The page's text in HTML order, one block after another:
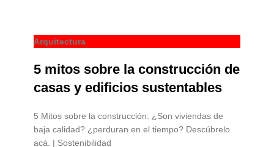
Arquitectura
5 mitos sobre la construcción de
casas y edificios sustentables
5 Mitos sobre la construcción: ¿Son viviendas de
baja calidad? ¿perduran en el tiempo? Descúbrelo
acá. | Sostenibilidad